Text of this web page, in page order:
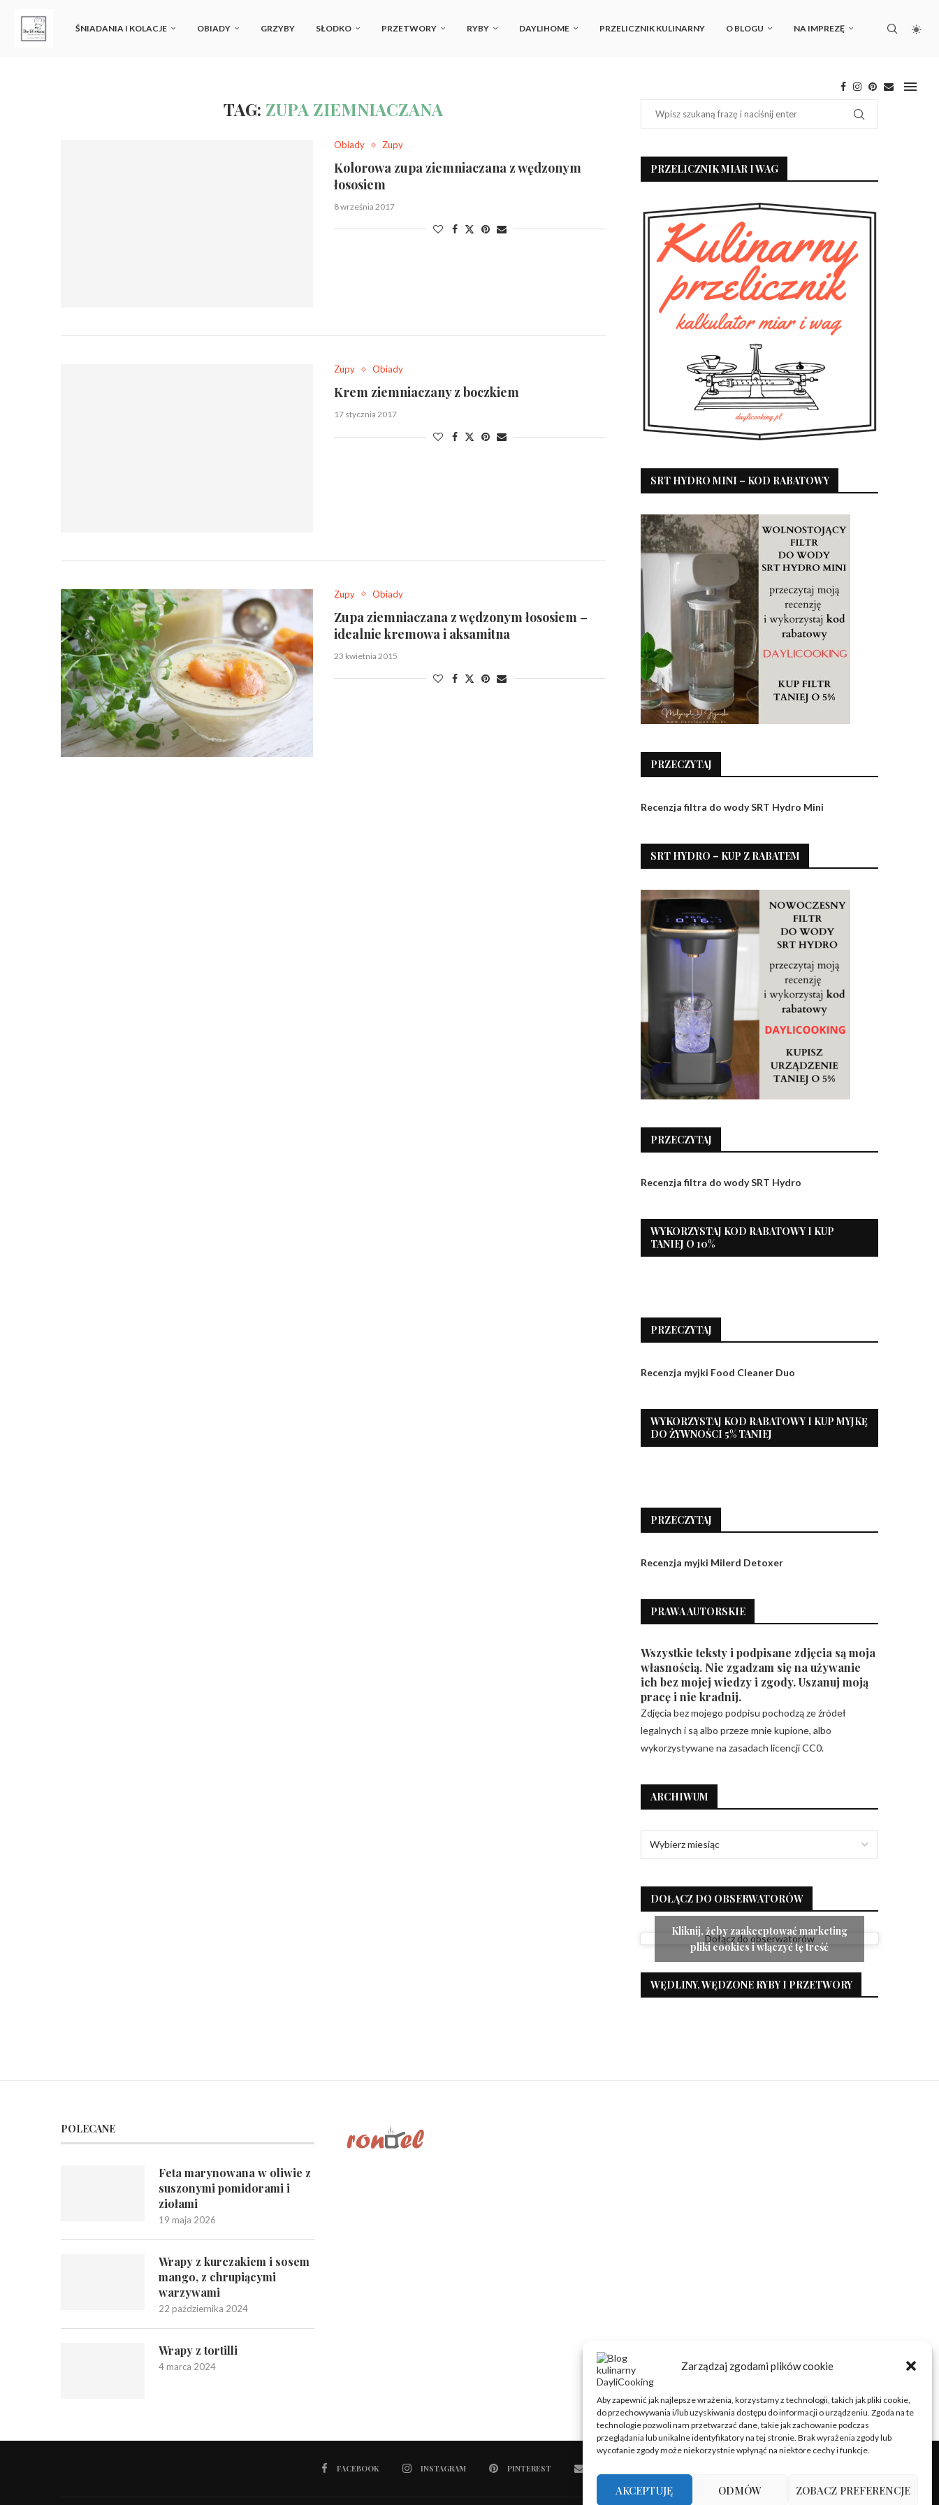
Zarządzaj zgodami plików cookie
Aby zapewnić jak najlepsze wrażenia, korzystamy z technologii, takich jak pliki cookie,
do przechowywania i/lub uzyskiwania dostępu do informacji o urządzeniu. Zgoda na te
technologie pozwoli nam przetwarzać dane, takie jak zachowanie podczas
przeglądania lub unikalne identyfikatory na tej stronie. Brak wyrażenia zgody lub
wycofanie zgody może niekorzystnie wpłynąć na niektóre cechy i funkcje.
AKCEPTUJĘ ODMÓW ZOBACZ PREFERENCJE
ŚNIADANIA I KOLACJE OBIADY GRZYBY SŁODKO PRZETWORY RYBY DAYLIHOME PRZELICZNIK KULINARNY O BLOGU NA IMPREZĘ
TAG: ZUPA ZIEMNIACZANA
Obiady Zupy
Kolorowa zupa ziemniaczana z wędzonym
łososiem
8 września 2017
Zupy Obiady
Krem ziemniaczany z boczkiem
17 stycznia 2017
Zupy Obiady
Zupa ziemniaczana z wędzonym łososiem –
idealnie kremowa i aksamitna
23 kwietnia 2015
PRZELICZNIK MIAR I WAG
SRT HYDRO MINI – KOD RABATOWY
PRZECZYTAJ
Recenzja filtra do wody SRT Hydro Mini
SRT HYDRO – KUP Z RABATEM
PRZECZYTAJ
Recenzja filtra do wody SRT Hydro
WYKORZYSTAJ KOD RABATOWY I KUP
TANIEJ O 10%
PRZECZYTAJ
Recenzja myjki Food Cleaner Duo
WYKORZYSTAJ KOD RABATOWY I KUP MYJKĘ
DO ŻYWNOŚCI 5% TANIEJ
PRZECZYTAJ
Recenzja myjki Milerd Detoxer
PRAWA AUTORSKIE
Wszystkie teksty i podpisane zdjęcia są moja
własnością. Nie zgadzam się na używanie
ich bez mojej wiedzy i zgody. Uszanuj moją
pracę i nie kradnij.
Zdjęcia bez mojego podpisu pochodzą ze źródeł
legalnych i są albo przeze mnie kupione, albo
wykorzystywane na zasadach licencji CC0.
ARCHIWUM
DOŁĄCZ DO OBSERWATORÓW
Dołącz do obserwatorów
Kliknij, żeby zaakceptować marketing
pliki cookies i włączyć tę treść
WĘDLINY, WĘDZONE RYBY I PRZETWORY
POLECANE
Feta marynowana w oliwie z
suszonymi pomidorami i
ziołami
19 maja 2026
Wrapy z kurczakiem i sosem
mango, z chrupiącymi
warzywami
22 października 2024
Wrapy z tortilli
4 marca 2024
FACEBOOK INSTAGRAM PINTEREST